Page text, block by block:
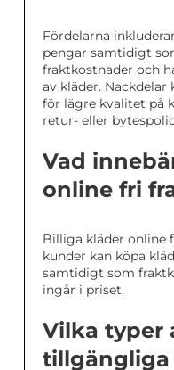
Fördelarna
pengar samtidigt
fraktkostnader och
av kläder.
för lägre kvalitet på
retur- eller
Vad
online fri
Billiga kläder online
kunder kan köpa
samtidigt som
ingår i priset.
Vilka typer